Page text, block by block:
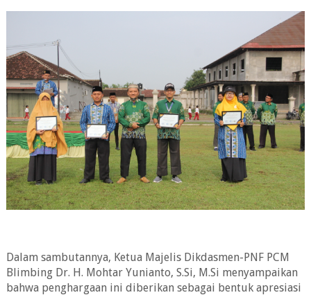
Dalam sambutannya, Ketua Majelis Dikdasmen-PNF PCM
Blimbing Dr. H. Mohtar Yunianto, S.Si, M.Si menyampaikan
bahwa penghargaan ini diberikan sebagai bentuk apresiasi